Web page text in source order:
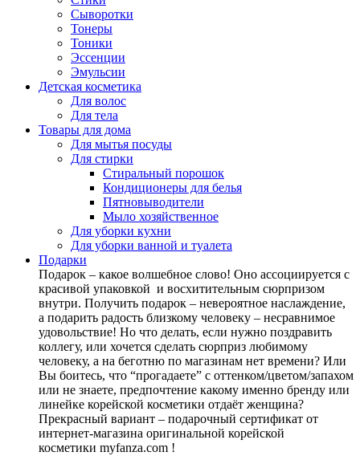
Сыворотки
Тонеры
Тоники
Эссенции
Эмульсии
Детская косметика
Для волос
Для тела
Товары для дома
Для мытья посуды
Для стирки
Стиральный порошок
Кондиционеры для белья
Пятновыводители
Мыло хозяйственное
Для уборки кухни
Для уборки ванной и туалета
Подарки
Подарок – какое волшебное слово! Оно ассоциируется с
красивой упаковкой и восхитительным сюрпризом
внутри. Получить подарок – невероятное наслаждение,
а подарить радость близкому человеку – несравнимое
удовольствие! Но что делать, если нужно поздравить
коллегу, или хочется сделать сюрприз любимому
человеку, а на беготню по магазинам нет времени? Или
Вы боитесь, что “прогадаете” с оттенком/цветом/запахом
или не знаете, предпочтение какому именно бренду или
линейке корейской косметики отдаёт женщина?
Прекрасный вариант – подарочный сертификат от
интернет-магазина оригинальной корейской
косметики myfanza.com !